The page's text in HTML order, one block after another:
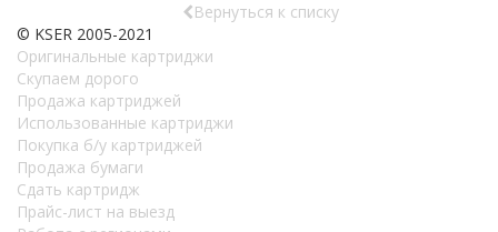
Вернуться к списку
© KSER 2005-2021
Оригинальные картриджи
Скупаем дорого
Продажа картриджей
Использованные картриджи
Покупка б/у картриджей
Продажа бумаги
Сдать картридж
Прайс-лист на выезд